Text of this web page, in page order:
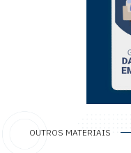
OUTROS MATERIAIS